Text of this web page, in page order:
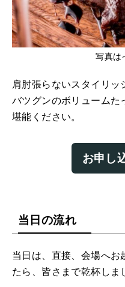
写真は
肩肘張らないスタイリッ
バツグンのボリュームた
堪能ください。
お申し
当日の流れ
当日は、直接、会場へお
たら、皆さまで乾杯しま